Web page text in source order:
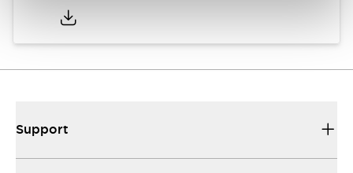
Support